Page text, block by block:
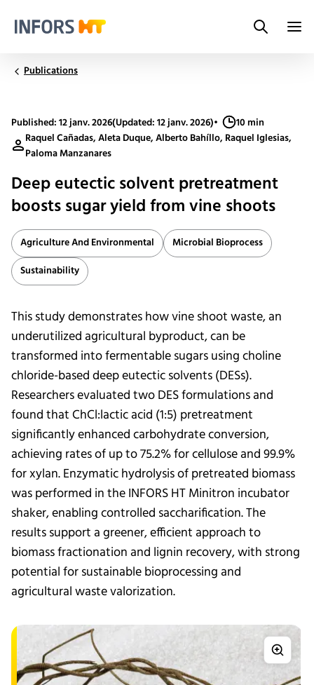
Search
Publications
Published: 12 janv. 2026(Updated: 12 janv. 2026)•
10 min
Raquel Cañadas, Aleta Duque, Alberto Bahíllo, Raquel Iglesias,
Paloma Manzanares
Deep eutectic solvent pretreatment
boosts sugar yield from vine shoots
Agriculture And Environmental
Microbial Bioprocess
Sustainability
This study demonstrates how vine shoot waste, an
underutilized agricultural byproduct, can be
transformed into fermentable sugars using choline
chloride-based deep eutectic solvents (DESs).
Researchers evaluated two DES formulations and
found that ChCl:lactic acid (1:5) pretreatment
significantly enhanced carbohydrate conversion,
achieving rates of up to 75.2% for cellulose and 99.9%
for xylan. Enzymatic hydrolysis of pretreated biomass
was performed in the INFORS HT Minitron incubator
shaker, enabling controlled saccharification. The
results support a greener, efficient approach to
biomass fractionation and lignin recovery, with strong
potential for sustainable bioprocessing and
agricultural waste valorization.